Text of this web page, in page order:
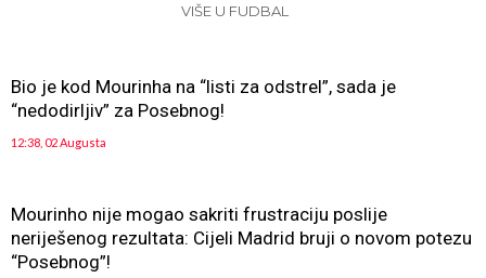
VIŠE U FUDBAL
Bio je kod Mourinha na “listi za odstrel”, sada je
“nedodirljiv” za Posebnog!
12:38, 02 Augusta
Mourinho nije mogao sakriti frustraciju poslije
neriješenog rezultata: Cijeli Madrid bruji o novom potezu
“Posebnog”!